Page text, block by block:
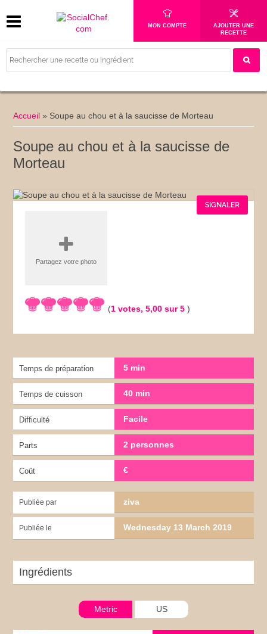
MON COMPTE
AJOUTER UNE
RECETTE
Accueil » Soupe au chou et à la saucisse de Morteau
Soupe au chou et à la saucisse de
Morteau
SIGNALER
Partagez votre photo
(1 votes,5,00 sur 5)
Temps de préparation 5 min
Temps de cuisson 40 min
Difficulté Facile
Parts 2 personnes
Coût €
Publiée par ziva
Publiée le Wednesday 13 March 2019
Ingrédients
Metric US